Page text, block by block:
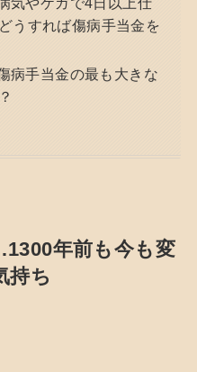
うすれば傷病手当金を
病手当金の最も大きな
年前も今も変
持ち